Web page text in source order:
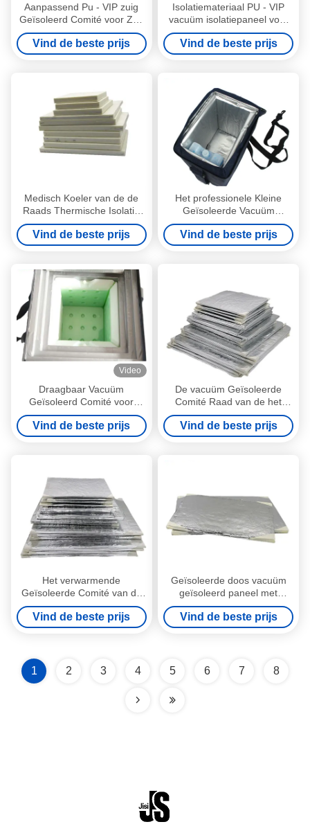
Aanpassend Pu - VIP zuig
Geïsoleerd Comité voor Zelf
- het Assembleren Koelere
Doos
Vind de beste prijs
Isolatiemateriaal PU - VIP
vacuüm isolatiepaneel voor
zelf in elkaar te zetten
koelbox
Vind de beste prijs
Medisch Koeler van de de
Raads Thermische Isolatie
van Doosspliceable VPU
Materiaal 30x30x3cm
Vind de beste prijs
Het professionele Kleine
Geïsoleerde Vacuüm
Geïsoleerde Comité voor
Geneeskunde koelt 4 l-
Capaciteit
Vind de beste prijs
Video
Draagbaar Vacuüm
Geïsoleerd Comité voor
Koele Doos van de Vaccin de
Medische Reis
Vind de beste prijs
De vacuüm Geïsoleerde
Comité Raad van de het
Schuimisolatie van de
Voedselrang
Vind de beste prijs
Het verwarmende
Geïsoleerde Comité van de
Isolatieijskast Vacuüm voor
Drankkoelers
Vind de beste prijs
Geïsoleerde doos vacuüm
geïsoleerd paneel met
energie-efficiëntie en ruimte
voordelen voor voedsel
bevroren
Vind de beste prijs
1 2 3 4 5 6 7 8